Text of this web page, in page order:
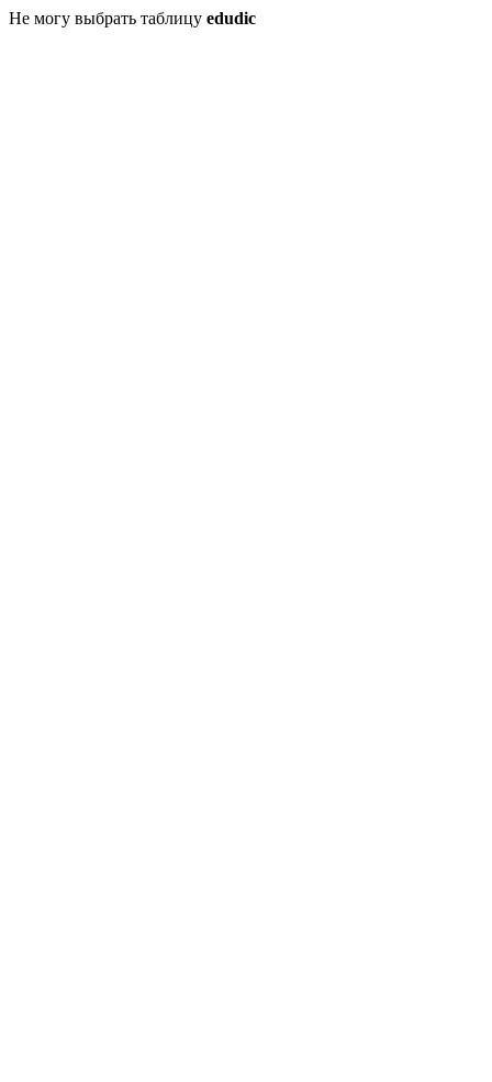
Не могу выбрать таблицу edudic